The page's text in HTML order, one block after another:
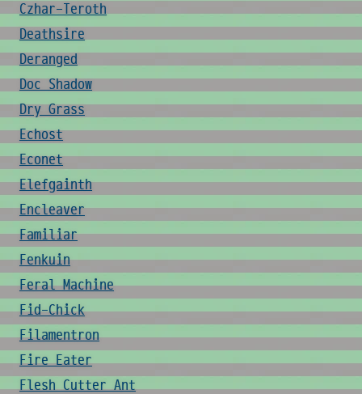
Czhar-Teroth
Deathsire
Deranged
Doc Shadow
Dry Grass
Echost
Econet
Elefgainth
Encleaver
Familiar
Fenkuin
Feral Machine
Fid-Chick
Filamentron
Fire Eater
Flesh Cutter Ant